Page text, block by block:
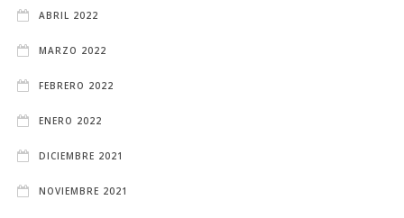
ABRIL 2022
MARZO 2022
FEBRERO 2022
ENERO 2022
DICIEMBRE 2021
NOVIEMBRE 2021